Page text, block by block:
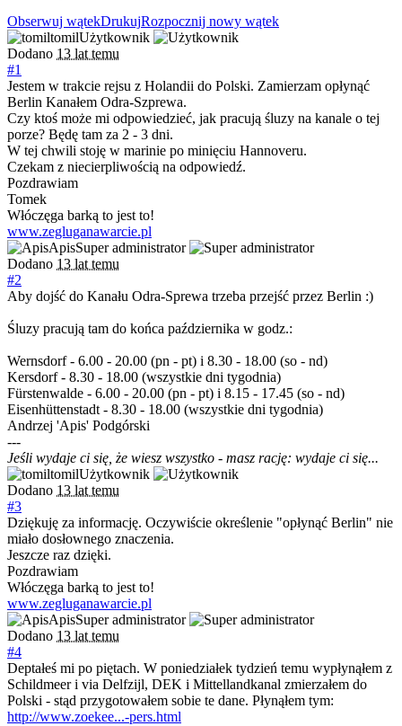
Obserwuj wątekDrukujRozpocznij nowy wątek
tomilUżytkownik
Dodano 13 lat temu
#1
Jestem w trakcie rejsu z Holandii do Polski. Zamierzam opłynąć
Berlin Kanałem Odra-Szprewa.
Czy ktoś może mi odpowiedzieć, jak pracują śluzy na kanale o tej
porze? Będę tam za 2 - 3 dni.
W tej chwili stoję w marinie po minięciu Hannoveru.
Czekam z niecierpliwością na odpowiedź.
Pozdrawiam
Tomek
Włóczęga barką to jest to!
www.zegluganawarcie.pl
ApisSuper administrator
Dodano 13 lat temu
#2
Aby dojść do Kanału Odra-Sprewa trzeba przejść przez Berlin :)
Śluzy pracują tam do końca października w godz.:
Wernsdorf - 6.00 - 20.00 (pn - pt) i 8.30 - 18.00 (so - nd)
Kersdorf - 8.30 - 18.00 (wszystkie dni tygodnia)
Fürstenwalde - 6.00 - 20.00 (pn - pt) i 8.15 - 17.45 (so - nd)
Eisenhüttenstadt - 8.30 - 18.00 (wszystkie dni tygodnia)
Andrzej 'Apis' Podgórski
---
Jeśli wydaje ci się, że wiesz wszystko - masz rację: wydaje ci się...
tomilUżytkownik
Dodano 13 lat temu
#3
Dziękuję za informację. Oczywiście określenie "opłynąć Berlin" nie
miało dosłownego znaczenia.
Jeszcze raz dzięki.
Pozdrawiam
Włóczęga barką to jest to!
www.zegluganawarcie.pl
ApisSuper administrator
Dodano 13 lat temu
#4
Deptałeś mi po piętach. W poniedziałek tydzień temu wypłynąłem z
Schildmeer i via Delfzijl, DEK i Mittellandkanal zmierzałem do
Polski - stąd przygotowałem sobie te dane. Płynąłem tym:
http://www.zoekee...-pers.html